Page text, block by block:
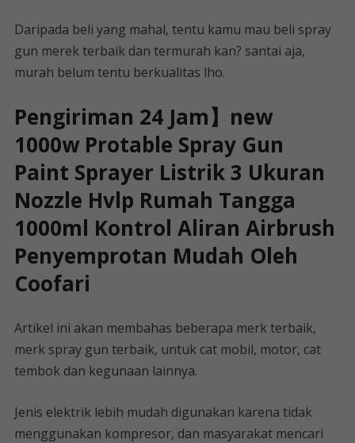
Daripada beli yang mahal, tentu kamu mau beli spray
gun merek terbaik dan termurah kan? santai aja,
murah belum tentu berkualitas lho.
Pengiriman 24 Jam】new
1000w Protable Spray Gun
Paint Sprayer Listrik 3 Ukuran
Nozzle Hvlp Rumah Tangga
1000ml Kontrol Aliran Airbrush
Penyemprotan Mudah Oleh
Coofari
Artikel ini akan membahas beberapa merk terbaik,
merk spray gun terbaik, untuk cat mobil, motor, cat
tembok dan kegunaan lainnya.
Jenis elektrik lebih mudah digunakan karena tidak
menggunakan kompresor, dan masyarakat mencari